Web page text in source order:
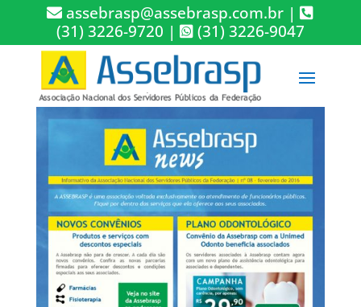
assebrasp@assebrasp.com.br |
(31) 3226-9720 | (31) 3226-9047